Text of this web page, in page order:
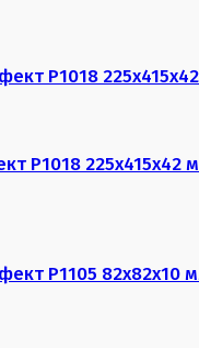
P1018 225х415х42